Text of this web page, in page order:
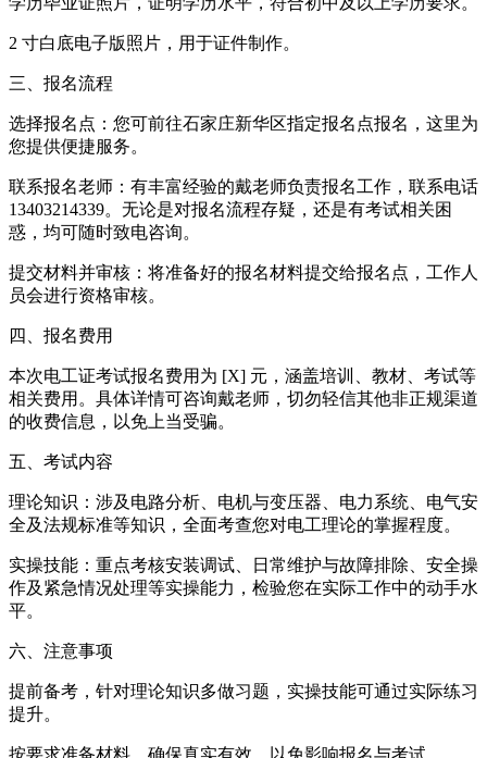
2 寸白底电子版照片，用于证件制作。
三、报名流程
选择报名点：您可前往石家庄新华区指定报名点报名，这里为
您提供便捷服务。
联系报名老师：有丰富经验的戴老师负责报名工作，联系电话
13403214339。无论是对报名流程存疑，还是有考试相关困
惑，均可随时致电咨询。
提交材料并审核：将准备好的报名材料提交给报名点，工作人
员会进行资格审核。
四、报名费用
本次电工证考试报名费用为 [X] 元，涵盖培训、教材、考试等
相关费用。具体详情可咨询戴老师，切勿轻信其他非正规渠道
的收费信息，以免上当受骗。
五、考试内容
理论知识：涉及电路分析、电机与变压器、电力系统、电气安
全及法规标准等知识，全面考查您对电工理论的掌握程度。
实操技能：重点考核安装调试、日常维护与故障排除、安全操
作及紧急情况处理等实操能力，检验您在实际工作中的动手水
平。
六、注意事项
提前备考，针对理论知识多做习题，实操技能可通过实际练习
提升。
按要求准备材料，确保真实有效，以免影响报名与考试。